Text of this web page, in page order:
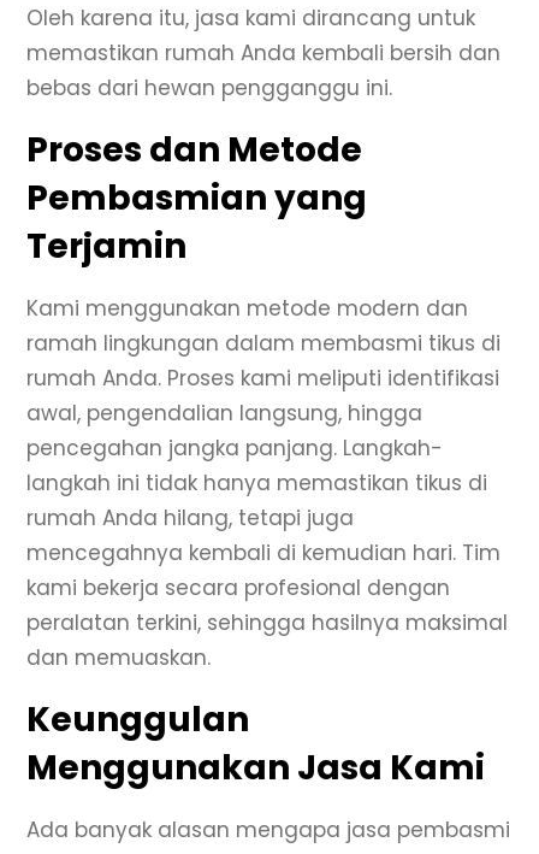
Oleh karena itu, jasa kami dirancang untuk
memastikan rumah Anda kembali bersih dan
bebas dari hewan pengganggu ini.
Proses dan Metode
Pembasmian yang
Terjamin
Kami menggunakan metode modern dan
ramah lingkungan dalam membasmi tikus di
rumah Anda. Proses kami meliputi identifikasi
awal, pengendalian langsung, hingga
pencegahan jangka panjang. Langkah-
langkah ini tidak hanya memastikan tikus di
rumah Anda hilang, tetapi juga
mencegahnya kembali di kemudian hari. Tim
kami bekerja secara profesional dengan
peralatan terkini, sehingga hasilnya maksimal
dan memuaskan.
Keunggulan
Menggunakan Jasa Kami
Ada banyak alasan mengapa jasa pembasmi